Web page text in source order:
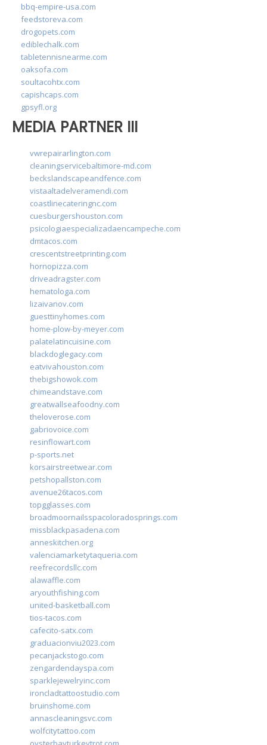
bbq-empire-usa.com
feedstoreva.com
drogopets.com
ediblechalk.com
tabletennisnearme.com
oaksofa.com
soultacohtx.com
capishcaps.com
gpsyfl.org
MEDIA PARTNER III
vwrepairarlington.com
cleaningservicebaltimore-md.com
beckslandscapeandfence.com
vistaaltadelveramendi.com
coastlinecateringnc.com
cuesburgershouston.com
psicologiaespecializadaencampeche.com
dmtacos.com
crescentstreetprinting.com
hornopizza.com
driveadragster.com
hematologa.com
lizaivanov.com
guesttinyhomes.com
home-plow-by-meyer.com
palatelatincuisine.com
blackdoglegacy.com
eatvivahouston.com
thebigshowok.com
chimeandstave.com
greatwallseafoodny.com
theloverose.com
gabriovoice.com
resinflowart.com
p-sports.net
korsairstreetwear.com
petshopallston.com
avenue26tacos.com
topgglasses.com
broadmoornailsspacoloradosprings.com
missblackpasadena.com
anneskitchen.org
valenciamarketytaqueria.com
reefrecordsllc.com
alawaffle.com
aryouthfishing.com
united-basketball.com
tios-tacos.com
cafecito-satx.com
graduacionviu2023.com
pecanjackstogo.com
zengardendayspa.com
sparklejewelryinc.com
ironcladtattoostudio.com
bruinshome.com
annascleaningsvc.com
wolfcitytattoo.com